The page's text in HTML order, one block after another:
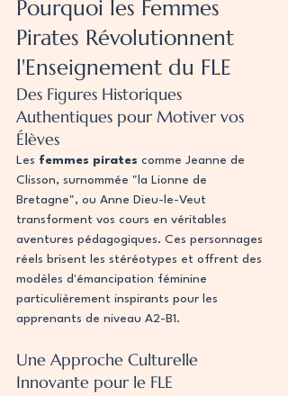
Pourquoi les Femmes
Pirates Révolutionnent
l'Enseignement du FLE
Des Figures Historiques
Authentiques pour Motiver vos
Élèves
Les femmes pirates comme Jeanne de
Clisson, surnommée "la Lionne de
Bretagne", ou Anne Dieu-le-Veut
transforment vos cours en véritables
aventures pédagogiques. Ces personnages
réels brisent les stéréotypes et offrent des
modèles d'émancipation féminine
particulièrement inspirants pour les
apprenants de niveau A2-B1.
Une Approche Culturelle
Innovante pour le FLE